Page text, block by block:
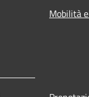
Mobilità